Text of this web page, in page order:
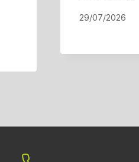
29/07/2026